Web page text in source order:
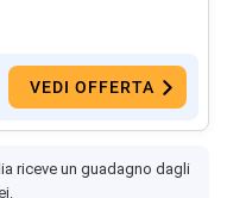
VEDI OFFERTA
riceve un guadagno dagli